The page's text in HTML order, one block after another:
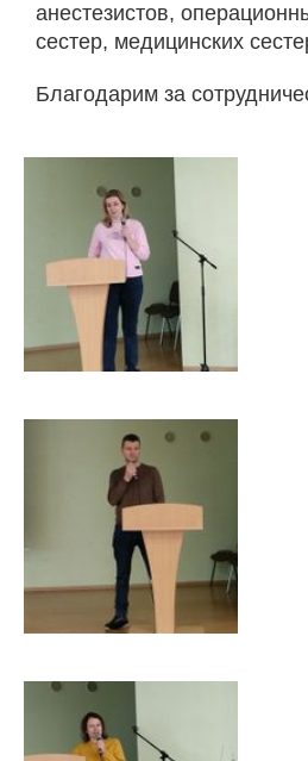
анестезистов,
сестер, медицинских
Благодарим за